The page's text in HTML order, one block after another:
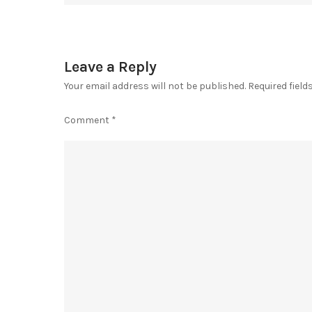
Leave a Reply
Your email address will not be published. Required
Comment *